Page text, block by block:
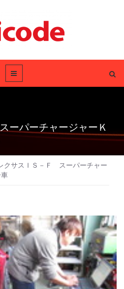
ーパーチャージャーＫ
クサスＩＳ－Ｆ スーパーチャー